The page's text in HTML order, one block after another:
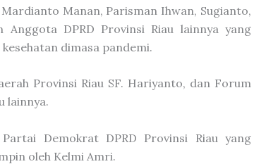
Manan, Parisman Ihwan, Sugianto,
DPRD Provinsi Riau lainnya yang
dimasa pandemi.
Provinsi Riau SF. Hariyanto, dan Forum
lainnya.
Demokrat DPRD Provinsi Riau yang
oleh Kelmi Amri.